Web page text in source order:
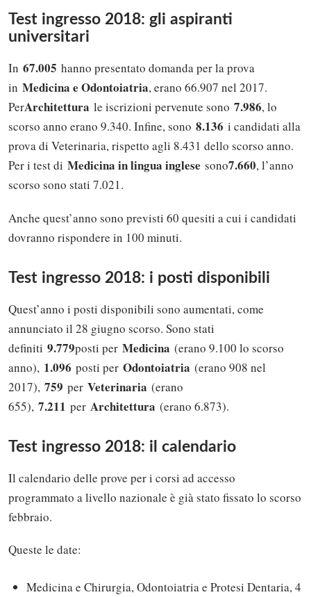
Test ingresso 2018: gli aspiranti
universitari
In 67.005 hanno presentato domanda per la prova
in Medicina e Odontoiatria, erano 66.907 nel 2017.
PerArchitettura le iscrizioni pervenute sono 7.986, lo
scorso anno erano 9.340. Infine, sono 8.136 i candidati alla
prova di Veterinaria, rispetto agli 8.431 dello scorso anno.
Per i test di Medicina in lingua inglese sono7.660, l’anno
scorso sono stati 7.021.
Anche quest’anno sono previsti 60 quesiti a cui i candidati
dovranno rispondere in 100 minuti.
Test ingresso 2018: i posti disponibili
Quest’anno i posti disponibili sono aumentati, come
annunciato il 28 giugno scorso. Sono stati
definiti 9.779posti per Medicina (erano 9.100 lo scorso
anno), 1.096 posti per Odontoiatria (erano 908 nel
2017), 759 per Veterinaria (erano
655), 7.211 per Architettura (erano 6.873).
Test ingresso 2018: il calendario
Il calendario delle prove per i corsi ad accesso
programmato a livello nazionale è già stato fissato lo scorso
febbraio.
Queste le date:
Medicina e Chirurgia, Odontoiatria e Protesi Dentaria, 4